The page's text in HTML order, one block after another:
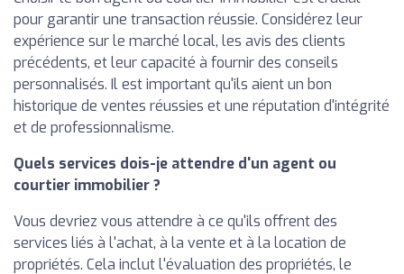
pour garantir une transaction réussie. Considérez leur
expérience sur le marché local, les avis des clients
précédents, et leur capacité à fournir des conseils
personnalisés. Il est important qu'ils aient un bon
historique de ventes réussies et une réputation d'intégrité
et de professionnalisme.
Quels services dois-je attendre d'un agent ou
courtier immobilier ?
Vous devriez vous attendre à ce qu'ils offrent des
services liés à l'achat, à la vente et à la location de
propriétés. Cela inclut l'évaluation des propriétés, le